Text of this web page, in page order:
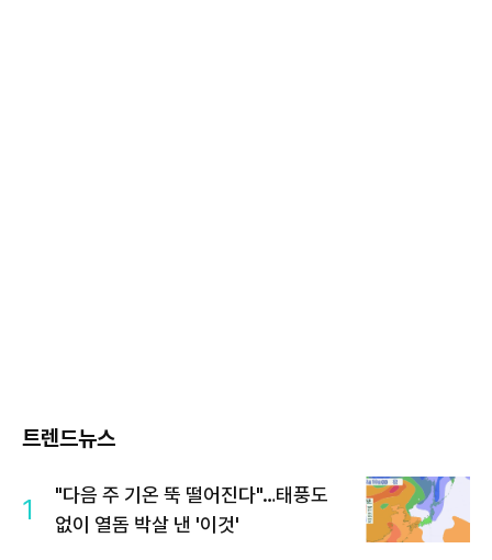
트렌드뉴스
1
"다음 주 기온 뚝 떨어진다"…태풍도
없이 열돔 박살 낸 '이것'